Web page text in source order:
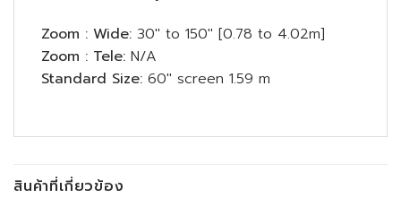
Zoom : Wide: 30″ to 150″ [0.78 to 4.02m]
Zoom : Tele: N/A
Standard Size: 60″ screen 1.59 m
สินค้าที่เกี่ยวข้อง